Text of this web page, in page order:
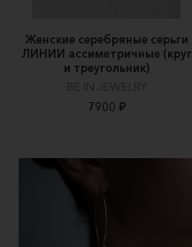
Женские серебряные серьги
ЛИНИИ ассиметричные (круг
и треугольник)
BE IN JEWELRY
7900 ₽